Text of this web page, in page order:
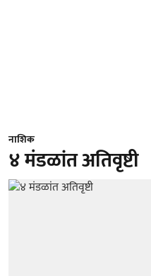
नाशिक
४ मंडळांत अतिवृष्टी